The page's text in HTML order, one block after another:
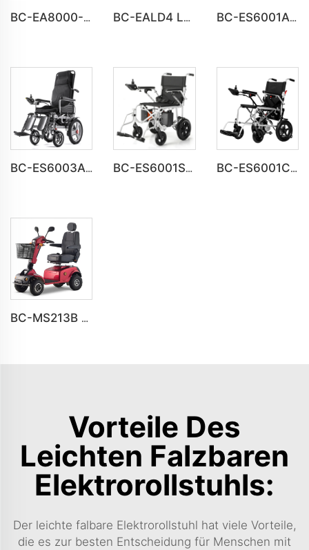
BC-EA8000-UP Neuester faltbarer elektrischer Modell-Rollstuhl für Menschen mit Behinderung BC-EALD4 Leichtgewichts-Elektrorollstuhl mit Faltfunktion für Menschen mit Behinderungen BC-ES6001A-LW Günstiger Preis Automatischer Elektrorollstuhl für Erwachsene
BC-ES6003A-LW Schwenkbarer Elektrorollstuhl für alle Geländetypen, faltbar BC-ES6001S Anpassbarer Smart Modern Neuer Elektrowheelchair BC-ES6001C Günstiger Preis Faltbarer Portabler Elektrischer Rollstuhl
BC-MS213B Schwerlast-Langstrecken All-Terrain Elektro-Mobilitätsscooter
Vorteile Des
Leichten Falzbaren
Elektrorollstuhls:
Der leichte falbare Elektrorollstuhl hat viele Vorteile,
die es zur besten Entscheidung für Menschen mit